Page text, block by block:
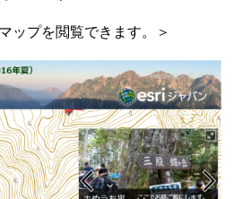
ップを閲覧できます。＞